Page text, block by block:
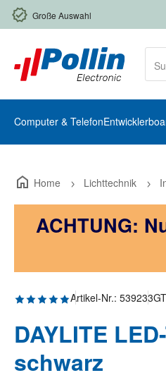
Hauptinhalt springen
Zur Suche springen
Zur Hauptnavigation
Große Auswahl
Computer & Telefon
Home Lichttechnik
ACHTUNG:
Durchschnittliche
Artikel-Nr.: 539233
DAYLITE
schwarz